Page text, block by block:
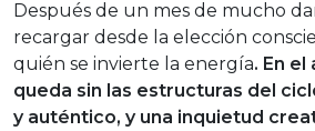
Después de un mes de mucho
recargar desde la elección
quién se invierte la energía. En el
queda sin las estructuras del
y auténtico, y una inquietud